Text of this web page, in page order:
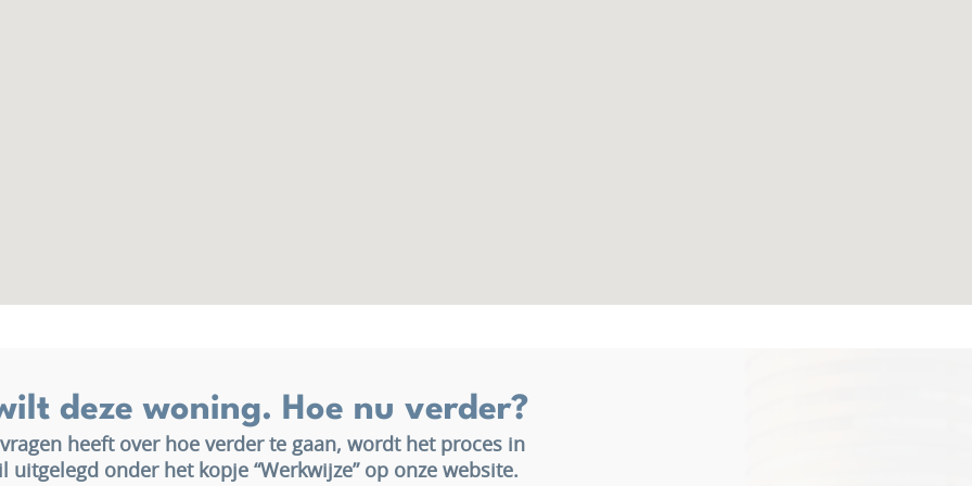
deze woning. Hoe nu verder?
heeft over hoe verder te gaan, wordt het proces in
uitgelegd onder het kopje “Werkwijze” op onze website.